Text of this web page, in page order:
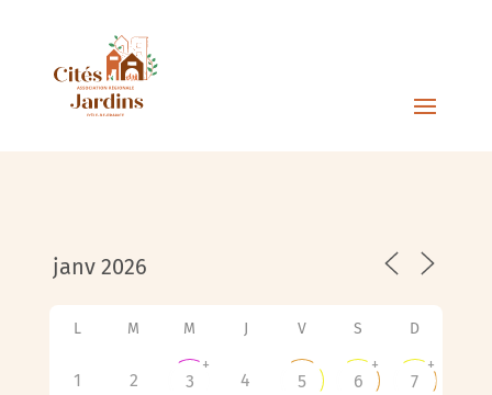
L M M J V S D
1 2 3
+
4 5 6
+
7
+